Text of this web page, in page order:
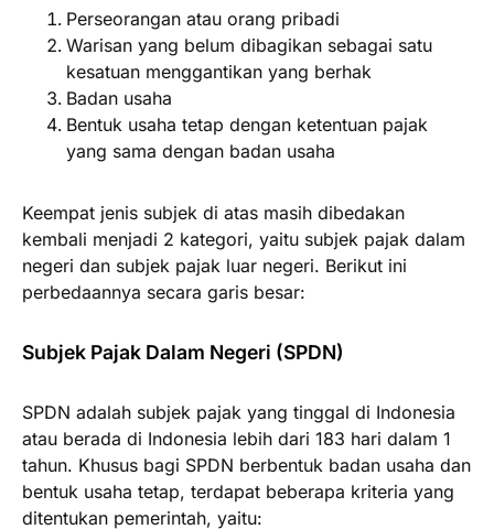
Perseorangan atau orang pribadi
Warisan yang belum dibagikan sebagai satu
kesatuan menggantikan yang berhak
Badan usaha
Bentuk usaha tetap dengan ketentuan pajak
yang sama dengan badan usaha
Keempat jenis subjek di atas masih dibedakan
kembali menjadi 2 kategori, yaitu subjek pajak dalam
negeri dan subjek pajak luar negeri. Berikut ini
perbedaannya secara garis besar:
Subjek Pajak Dalam Negeri (SPDN)
SPDN adalah subjek pajak yang tinggal di Indonesia
atau berada di Indonesia lebih dari 183 hari dalam 1
tahun. Khusus bagi SPDN berbentuk badan usaha dan
bentuk usaha tetap, terdapat beberapa kriteria yang
ditentukan pemerintah, yaitu: